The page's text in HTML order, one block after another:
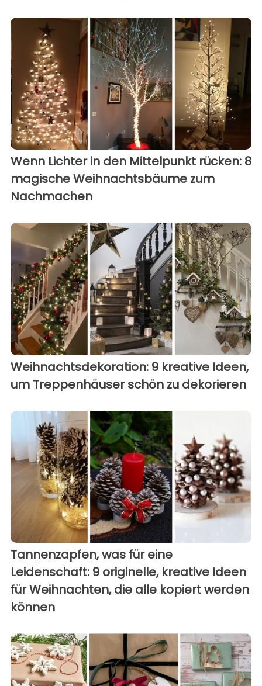
Wenn Lichter in den Mittelpunkt rücken: 8
magische Weihnachtsbäume zum
Nachmachen
Weihnachtsdekoration: 9 kreative Ideen,
um Treppenhäuser schön zu dekorieren
Tannenzapfen, was für eine
Leidenschaft: 9 originelle, kreative Ideen
für Weihnachten, die alle kopiert werden
können